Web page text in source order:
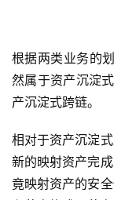
根据两类业务的
然属于资产沉淀
产沉淀式跨链。
相对于资产沉淀
新的映射资产完
竟映射资产的安